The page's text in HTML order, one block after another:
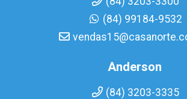
(84) 99184-9532
Anderson
(84) 3203-3335